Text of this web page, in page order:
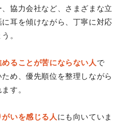
協力会社など、さまざまな立
耳を傾けながら、丁寧に対応
。
ることが苦にならない人 で
め、優先順位を整理しながら
す。
いを感じる人 にも向いていま